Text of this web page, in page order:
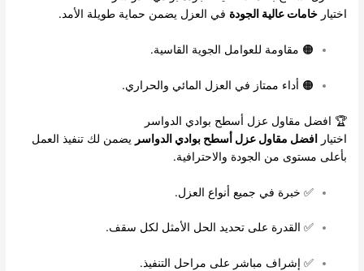
اختيارخامات عالية الجودة في العزل يضمن حماية طويلة الأمد.
🟠 مقاومة للعوامل الجوية القاسية.
🟠 أداء ممتاز في العزل المائي والحراري.
🏆 افضل مقاول عزل أسطح بوادي الدواسر
اختيار
افضل مقاول عزل أسطح بوادي الدواسر يضمن لك تنفيذ العمل
بأعلى مستوى من الجودة والاحترافية.
✅ خبرة في جميع أنواع العزل.
✅ القدرة على تحديد الحل الأمثل لكل سقف.
✅ إشراف مباشر على مراحل التنفيذ.